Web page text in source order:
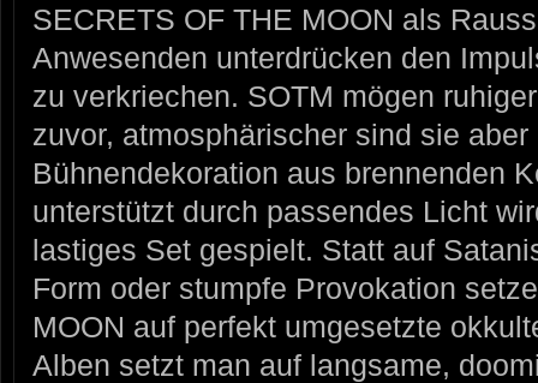
SECRETS OF THE MOON als
Anwesenden unterdrücken den
zu verkriechen. SOTM mögen
zuvor, atmosphärischer sind sie
Bühnendekoration aus brennenden
unterstützt durch passendes Licht
lastiges Set gespielt. Statt auf
Form oder stumpfe Provokation
MOON auf perfekt umgesetzte
Alben setzt man auf langsame,